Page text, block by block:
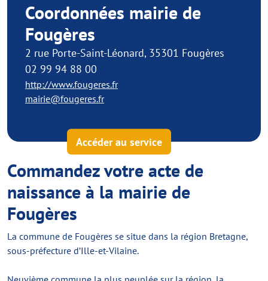
Coordonnées mairie de
Fougères
2 rue Porte-Saint-Léonard, 35301 Fougères
02 99 94 88 00
http://www.fougeres.fr
mairie@fougeres.fr
Accéder au service
Commandez votre acte de
naissance à la mairie de
Fougères
La commune de Fougères se situe dans la région Bretagne,
sous-préfecture d’Ille-et-Vilaine.